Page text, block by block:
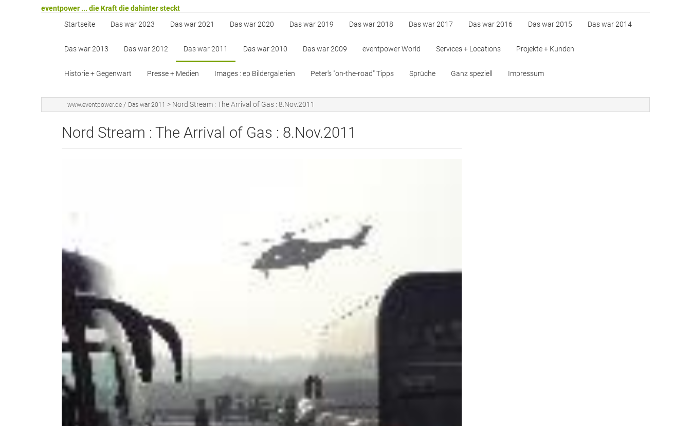
eventpower ... die Kraft die dahinter steckt
Startseite
Das war 2023 Das war 2021 Das war 2020 Das war 2019 Das war 2018 Das war 2017 Das war 2016 Das war 2015 Das war 2014
Das war 2013 Das war 2012 Das war 2011 Das war 2010 Das war 2009 eventpower World Services + Locations Projekte + Kunden
Historie + Gegenwart Presse + Medien Images : ep Bildergalerien Peter's "on-the-road" Tipps Sprüche Ganz speziell Impressum
www.eventpower.de / Das war 2011 > Nord Stream : The Arrival of Gas : 8.Nov.2011
Nord Stream : The Arrival of Gas : 8.Nov.2011